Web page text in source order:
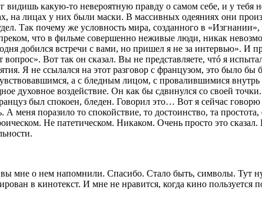
какую-то невероятную правду о самом себе, и у тебя
на лицах у них были маски. В массивных одеяниях они
Так почему же условность мира, созданного в
что в фильме совершенно неживые люди, никак
добился встречи с вами, но пришел я не за интервью». И
Вот так он сказал. Вы не представляете, чтó я
Я не ссылался на этот разговор с французом, это было бы
а с бледным лицом, с провалившимися
духовное воздействие. Он как бы сдвинулся со своей
был спокоен, бледен. Говорил это… Вот я сейчас
меня поразило то спокойствие, то достоинство, та
Не патетическом. Никаком. Очень просто это
мне о нем напомнили. Спасибо. Стало быть, символы. Тут
в кинотекст. И мне не нравится, когда кино